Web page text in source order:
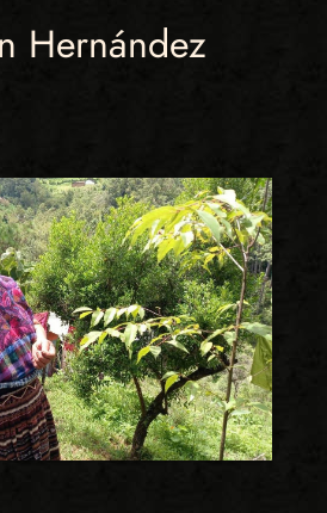
Hernández